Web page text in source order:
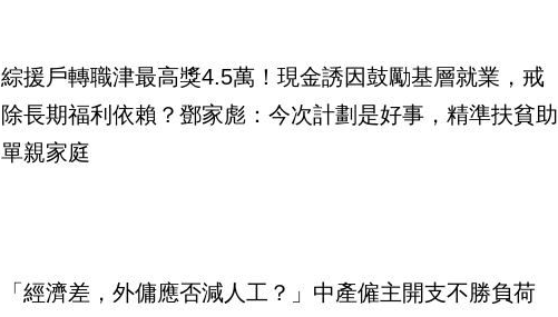
綜援戶轉職津最高獎4.5萬！現金誘因鼓勵基層就業，戒
除長期福利依賴？鄧家彪：今次計劃是好事，精準扶貧助
單親家庭
「經濟差，外傭應否減人工？」中產僱主開支不勝負荷